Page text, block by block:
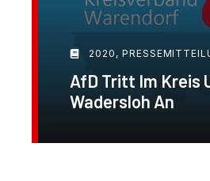
2020 ,
AfD Tritt Im Kreis
Wadersloh An